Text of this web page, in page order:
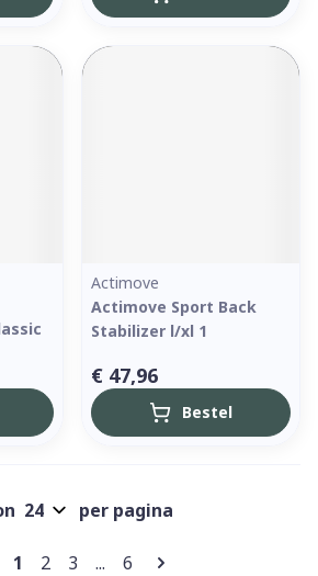
Actimove
Actimove Sport Back
Stabilizer l/xl 1
€ 47,96
Bestel
Pagina's
U lees momenteel pagina
1 Pagina
2 Pagina
3 ... Pagina
6
per pagina